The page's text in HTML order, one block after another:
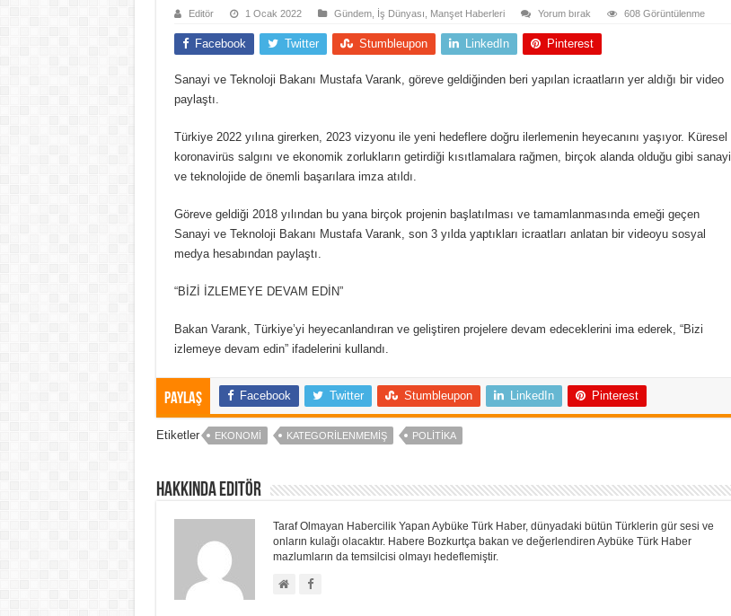
Editör 1 Ocak 2022 Gündem, İş Dünyası Manşet Haberleri Yorum bırak 608 Görüntülenme
Facebook Twitter Stumbleupon LinkedIn Pinterest
Sanayi ve Teknoloji Bakanı Mustafa Varank, göreve geldiğinden beri yapılan icraatların yer aldığı bir video
paylaştı.
Türkiye 2022 yılına girerken, 2023 vizyonu ile yeni hedeflere doğru ilerlemenin heyecanını yaşıyor. Küresel
koronavirüs salgını ve ekonomik zorlukların getirdiği kısıtlamalara rağmen, birçok alanda olduğu gibi sanayi
ve teknolojide de önemli başarılara imza atıldı.
Göreve geldiği 2018 yılından bu yana birçok projenin başlatılması ve tamamlanmasında emeği geçen
Sanayi ve Teknoloji Bakanı Mustafa Varank, son 3 yılda yaptıkları icraatları anlatan bir videoyu sosyal
medya hesabından paylaştı.
“BİZİ İZLEMEYE DEVAM EDİN”
Bakan Varank, Türkiye’yi heyecanlandıran ve geliştiren projelere devam edeceklerini ima ederek, “Bizi
izlemeye devam edin” ifadelerini kullandı.
Paylaş Facebook Twitter Stumbleupon LinkedIn Pinterest
Etiketler EKONOMI KATEGORILENMEMIŞ POLITIKA
Hakkında Editör
Taraf Olmayan Habercilik Yapan Aybüke Türk Haber, dünyadaki bütün Türklerin gür sesi ve
onların kulağı olacaktır. Habere Bozkurtça bakan ve değerlendiren Aybüke Türk Haber
mazlumların da temsilcisi olmayı hedeflemiştir.